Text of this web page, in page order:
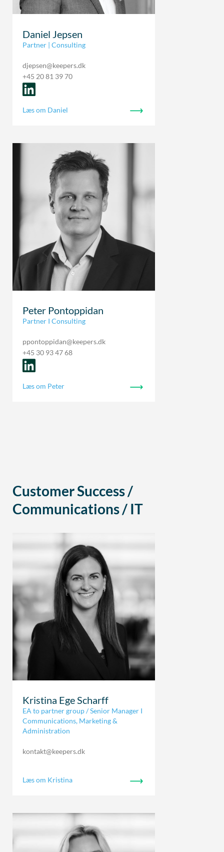
Daniel Jepsen
Partner | Consulting
djepsen@keepers.dk
+45 20 81 39 70
Læs om Daniel
Peter Pontoppidan
Partner I Consulting
ppontoppidan@keepers.dk
+45 30 93 47 68
Læs om Peter
Customer Success /
Communications / IT
Kristina Ege Scharff
EA to partner group / Senior Manager I
Communications, Marketing &
Administration
kontakt@keepers.dk
Læs om Kristina